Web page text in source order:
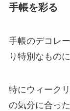
手帳を彩る
手帳のデコレ
り特別なもの
特にウィーク
の気分に合っ